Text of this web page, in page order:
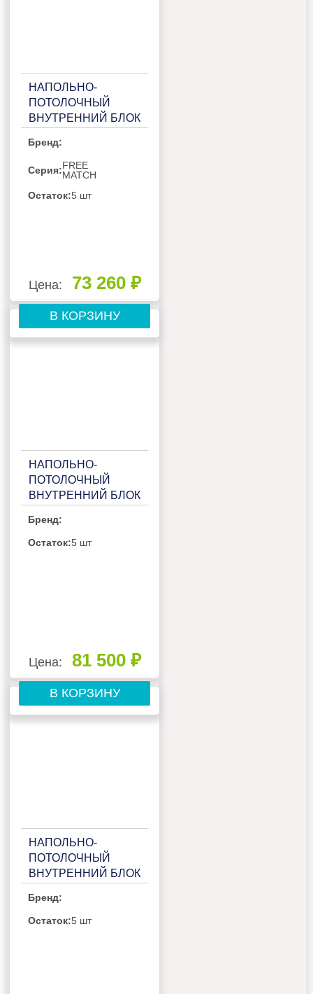
НАПОЛЬНО-
ПОТОЛОЧНЫЙ
ВНУТРЕННИЙ БЛОК
СИСТЕМЫ
GENERAL CLIMATE
GC-MEСO18HF32
Бренд:
Серия:FREE
MATCH
Остаток:5 шт
Цена: 73 260 ₽
В КОРЗИНУ
НАПОЛЬНО-
ПОТОЛОЧНЫЙ
ВНУТРЕННИЙ БЛОК
СИСТЕМЫ GREE
FREE MATCH IV
Бренд:
Остаток:5 шт
Цена: 81 500 ₽
В КОРЗИНУ
НАПОЛЬНО-
ПОТОЛОЧНЫЙ
ВНУТРЕННИЙ БЛОК
СИСТЕМЫ
GENERAL CLIMATE
Бренд:
Остаток:5 шт